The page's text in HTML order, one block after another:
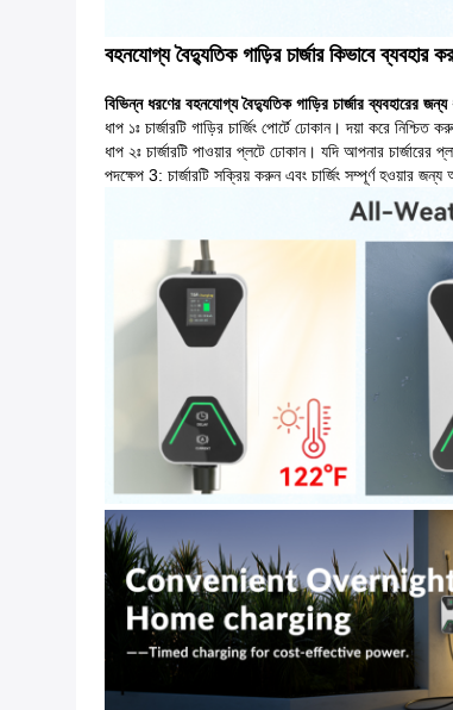
বহনযোগ্য বৈদ্যুতিক গাড়ির চার্জার কিভাবে ব্যবহার
বিভিন্ন ধরণের বহনযোগ্য বৈদ্যুতিক গাড়ির চার্জার ব্যবহারের জন্য
ধাপ ১ঃ চার্জারটি গাড়ির চার্জিং পোর্টে ঢোকান। দয়া করে
ধাপ ২ঃ চার্জারটি পাওয়ার প্লটে ঢোকান। যদি আপনার
পদক্ষেপ 3: চার্জারটি সক্রিয় করুন এবং চার্জিং সম্পূর্ণ হওয়ার